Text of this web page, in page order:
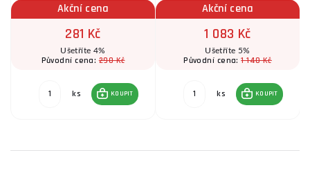
Akční cena
281 Kč
Ušetříte 4%
Původní cena:290 Kč
ks KOUPIT
Akční cena
1 083 Kč
Ušetříte 5%
Původní cena:1 140 Kč
ks KOUPIT